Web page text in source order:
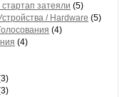
стартап затеяли (5)
/ Hardware (5)
(4)
(4)